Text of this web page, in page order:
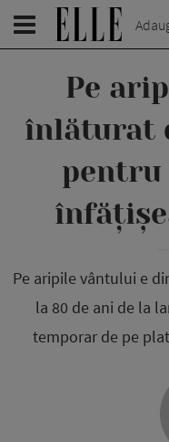
Pe
înlăturat
pentru
Pe aripile vântului e
la 80 de ani de la
temporar de pe